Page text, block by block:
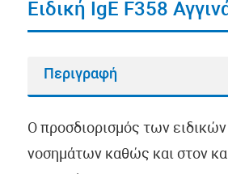
Ειδική IgE F358
Περιγραφή
Ο προσδιορισμός των
νοσημάτων καθώς και στον